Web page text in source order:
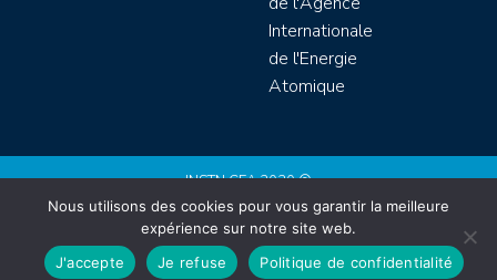
Internationale
de l'Energie
Atomique
INSTN CEA 2020 ©
Politique de protection de données (rgpd)
Règlement intérieur
Mentions légales
Site by Youdemus
Nous utilisons des cookies pour vous garantir la meilleure
expérience sur notre site web.
J'accepte
Je refuse Politique de confidentialité